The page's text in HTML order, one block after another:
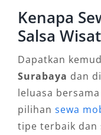
sopir
jemput dari
bandara.
4. Cocok
Kebutuhan
Kenapa
Salsa
Dapatkan
Surabaya dan
leluasa
pilihan sewa
tipe terbaik dan